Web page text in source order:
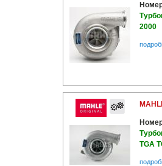
2000
TGA